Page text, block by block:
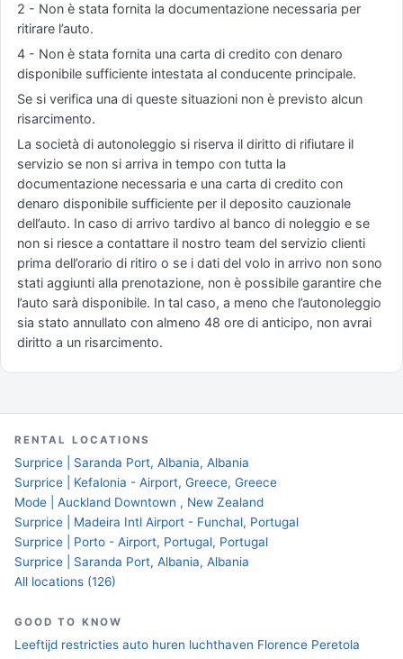
2 - Non è stata fornita la documentazione necessaria per
ritirare l’auto.
4 - Non è stata fornita una carta di credito con denaro
disponibile sufficiente intestata al conducente principale.
Se si verifica una di queste situazioni non è previsto alcun
risarcimento.
La società di autonoleggio si riserva il diritto di rifiutare il
servizio se non si arriva in tempo con tutta la
documentazione necessaria e una carta di credito con
denaro disponibile sufficiente per il deposito cauzionale
dell’auto. In caso di arrivo tardivo al banco di noleggio e se
non si riesce a contattare il nostro team del servizio clienti
prima dell’orario di ritiro o se i dati del volo in arrivo non sono
stati aggiunti alla prenotazione, non è possibile garantire che
l’auto sarà disponibile. In tal caso, a meno che l’autonoleggio
sia stato annullato con almeno 48 ore di anticipo, non avrai
diritto a un risarcimento.
RENTAL LOCATIONS
Surprice | Saranda Port, Albania, Albania
Surprice | Kefalonia - Airport, Greece, Greece
Mode | Auckland Downtown , New Zealand
Surprice | Madeira Intl Airport - Funchal, Portugal
Surprice | Porto - Airport, Portugal, Portugal
Surprice | Saranda Port, Albania, Albania
All locations (126)
GOOD TO KNOW
Leeftijd restricties auto huren luchthaven Florence Peretola